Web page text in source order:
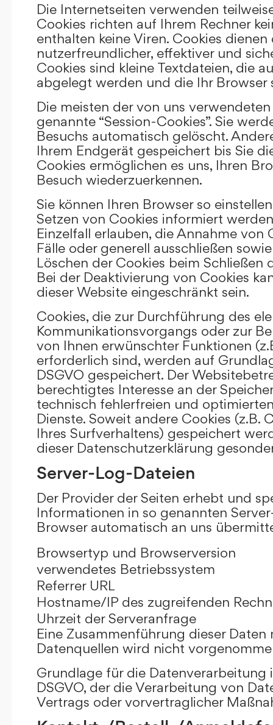
Die Internetseiten verwenden
Cookies richten auf Ihrem Rechner
enthalten keine Viren. Cookies
nutzerfreundlicher, effektiver und
Cookies sind kleine Textdateien, die
abgelegt werden und die Ihr Browser
Die meisten der von uns
genannte “Session-Cookies”. Sie
Besuchs automatisch gelöscht.
Ihrem Endgerät gespeichert bis Sie
Cookies ermöglichen es uns, Ihren
Besuch wiederzuerkennen.
Sie können Ihren Browser so
Setzen von Cookies informiert
Einzelfall erlauben, die Annahme von
Fälle oder generell ausschließen
Löschen der Cookies beim Schließen
Bei der Deaktivierung von Cookies
dieser Website eingeschränkt sein.
Cookies, die zur Durchführung des
Kommunikationsvorgangs oder zur
von Ihnen erwünschter Funktionen
erforderlich sind, werden auf
DSGVO gespeichert. Der
berechtigtes Interesse an der
technisch fehlerfreien und
Dienste. Soweit andere Cookies (z.B.
Ihres Surfverhaltens) gespeichert
dieser Datenschutzerklärung
Server-Log-Dateien
Der Provider der Seiten erhebt und
Informationen in so genannten
Browser automatisch an uns
Browsertyp und Browserversion
verwendetes Betriebssystem
Referrer URL
Hostname/IP des zugreifenden
Uhrzeit der Serveranfrage
Eine Zusammenführung dieser Daten
Datenquellen wird nicht
Grundlage für die Datenverarbeitung
DSGVO, der die Verarbeitung von
Vertrags oder vorvertraglicher